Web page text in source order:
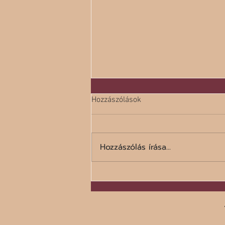
Hozzászólások
Hozzászólás írása...